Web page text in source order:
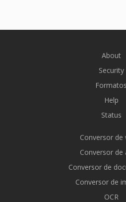
About
Security
Formatos
Help
Status
Conversor de
Conversor de
Conversor de
Conversor de
OCR